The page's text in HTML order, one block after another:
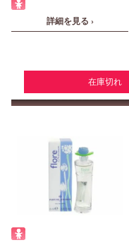
詳細を見る ›
在庫切れ